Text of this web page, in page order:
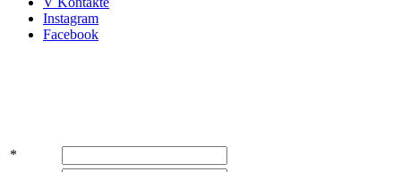
Instagram
Facebook
*